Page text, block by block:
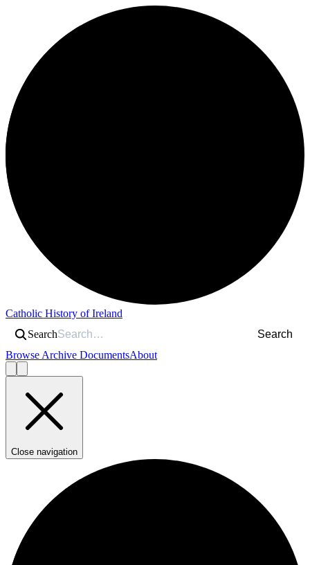
Catholic History of Ireland
Search
Search
Browse Archive DocumentsAbout
Close navigation